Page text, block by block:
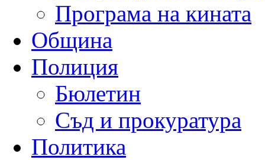
Програма на кината
Община
Полиция
Бюлетин
Съд и прокуратура
Политика